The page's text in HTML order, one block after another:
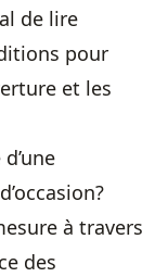
de lire
pour
et les
à travers
des